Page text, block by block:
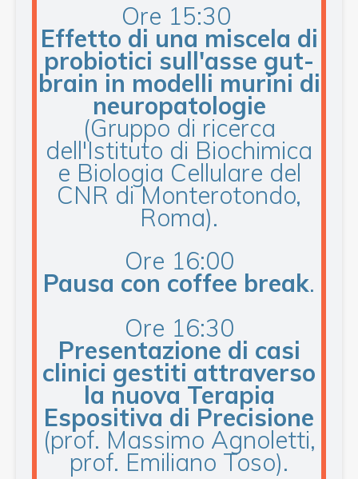
Ore 15:30
Effetto di una miscela di
probiotici sull'asse gut-
brain in modelli murini di
neuropatologie
(Gruppo di ricerca
dell'Istituto di Biochimica
e Biologia Cellulare del
CNR di Monterotondo,
Roma).
Ore 16:00
Pausa con coffee break.
Ore 16:30
Presentazione di casi
clinici gestiti attraverso
la nuova Terapia
Espositiva di Precisione
(prof. Massimo Agnoletti,
prof. Emiliano Toso).